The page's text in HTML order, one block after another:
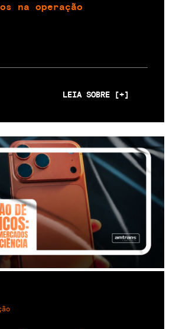
na operação
LEIA SOBRE [+]